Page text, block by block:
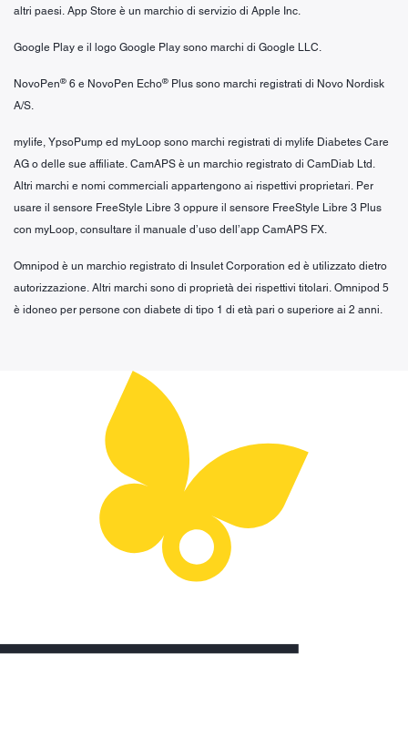
altri paesi. App Store è un marchio di servizio di Apple Inc.
Google Play e il logo Google Play sono marchi di Google LLC.
NovoPen® 6 e NovoPen Echo® Plus sono marchi registrati di Novo Nordisk
A/S.
mylife, YpsoPump ed myLoop sono marchi registrati di mylife Diabetes Care
AG o delle sue affiliate. CamAPS è un marchio registrato di CamDiab Ltd.
Altri marchi e nomi commerciali appartengono ai rispettivi proprietari. Per
usare il sensore FreeStyle Libre 3 oppure il sensore FreeStyle Libre 3 Plus
con myLoop, consultare il manuale d’uso dell’app CamAPS FX.
Omnipod è un marchio registrato di Insulet Corporation ed è utilizzato dietro
autorizzazione. Altri marchi sono di proprietà dei rispettivi titolari. Omnipod 5
è idoneo per persone con diabete di tipo 1 di età pari o superiore ai 2 anni.